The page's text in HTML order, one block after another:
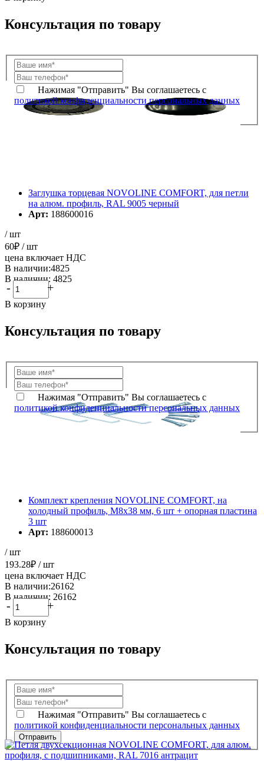
Консультация по товару
Нажимая "Отправить" Вы соглашаетесь с
политикой конфиденциальности персональных данных
Заглушка торцевая NOVOLINE COMFORT, для петли
на алюм. профиль, RAL 9005 черный
Арт: 188600016
/ шт
60₽ / шт
цена включает НДС
В наличии:4825
В наличии: 4825
- +
В корзину
Консультация по товару
Нажимая "Отправить" Вы соглашаетесь с
политикой конфиденциальности персональных данных
Комплект крепления NOVOLINE COMFORT, на
холодный профиль, M8x38 мм, 6 шт + опорная пластина
3 шт
Арт: 188600013
/ шт
193.28₽ / шт
цена включает НДС
В наличии:26162
В наличии: 26162
- +
В корзину
Консультация по товару
Нажимая "Отправить" Вы соглашаетесь с
политикой конфиденциальности персональных данных